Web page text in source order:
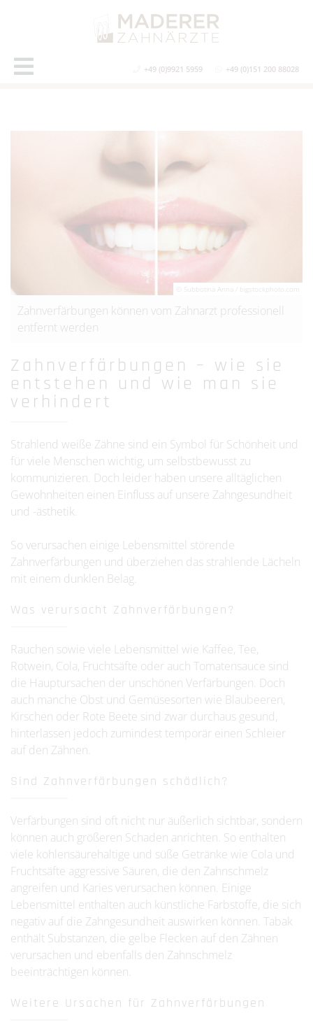
+49 (0)9921 5959 +49 (0)151 200 88028
© Subbotina Anna / bigstockphoto.com
Zahnverfärbungen können vom Zahnarzt professionell
entfernt werden
Zahnverfärbungen – wie sie
entstehen und wie man sie
verhindert
Strahlend weiße Zähne sind ein Symbol für Schönheit und
für viele Menschen wichtig, um selbstbewusst zu
kommunizieren. Doch leider haben unsere alltäglichen
Gewohnheiten einen Einfluss auf unsere Zahngesundheit
und -ästhetik.
So verursachen einige Lebensmittel störende
Zahnverfärbungen und überziehen das strahlende Lächeln
mit einem dunklen Belag.
Was verursacht Zahnverfärbungen?
Rauchen sowie viele Lebensmittel wie Kaffee, Tee,
Rotwein, Cola, Fruchtsäfte oder auch Tomatensauce sind
die Hauptursachen der unschönen Verfärbungen. Doch
auch manche Obst und Gemüsesorten wie Blaubeeren,
Kirschen oder Rote Beete sind zwar durchaus gesund,
hinterlassen jedoch zumindest temporär einen Schleier
auf den Zähnen.
Sind Zahnverfärbungen schädlich?
Verfärbungen sind oft nicht nur äußerlich sichtbar, sondern
können auch größeren Schaden anrichten. So enthalten
viele kohlensäurehaltige und süße Getränke wie Cola und
Fruchtsäfte aggressive Säuren, die den Zahnschmelz
angreifen und Karies verursachen können. Einige
Lebensmittel enthalten auch künstliche Farbstoffe, die sich
negativ auf die Zahngesundheit auswirken können. Tabak
enthält Substanzen, die gelbe Flecken auf den Zähnen
verursachen und ebenfalls den Zahnschmelz
beeinträchtigen können.
Weitere Ursachen für Zahnverfärbungen